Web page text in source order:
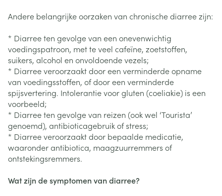
Andere belangrijke oorzaken van chronische diarree zijn:
* Diarree ten gevolge van een onevenwichtig
voedingspatroon, met te veel cafeïne, zoetstoffen,
suikers, alcohol en onvoldoende vezels;
* Diarree veroorzaakt door een verminderde opname
van voedingsstoffen, of door een verminderde
spijsvertering. Intolerantie voor gluten (coeliakie) is een
voorbeeld;
* Diarree ten gevolge van reizen (ook wel ‘Tourista’
genoemd), antibioticagebruik of stress;
* Diarree veroorzaakt door bepaalde medicatie,
waaronder antibiotica, maagzuurremmers of
ontstekingsremmers.
Wat zijn de symptomen van diarree?